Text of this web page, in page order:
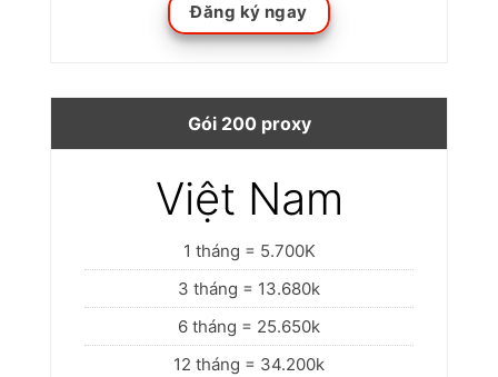
Đăng ký ngay
Gói 200 proxy
Việt Nam
1 tháng = 5.700K
3 tháng = 13.680k
6 tháng = 25.650k
12 tháng = 34.200k